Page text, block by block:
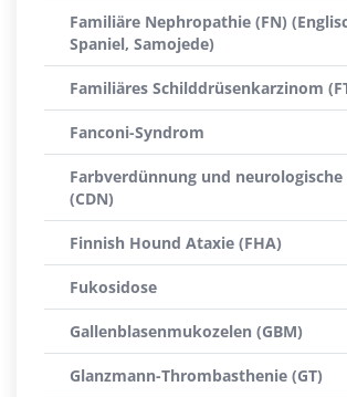
Familiäre Nephropathie (FN)
Spaniel, Samojede)
Familiäres Schilddrüsenkarzinom
Fanconi-Syndrom
Farbverdünnung und
(CDN)
Finnish Hound Ataxie (FHA)
Fukosidose
Gallenblasenmukozelen (GBM)
Glanzmann-Thrombasthenie (GT)